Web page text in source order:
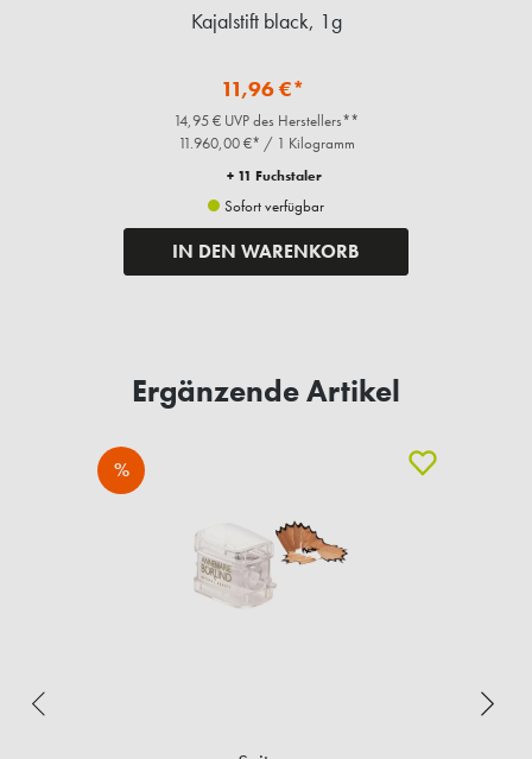
Kajalstift black, 1g
11,96 €*
14,95 € UVP des Herstellers**
11.960,00 €* / 1 Kilogramm
+ 11 Fuchstaler
Sofort verfügbar
IN DEN WARENKORB
Ergänzende Artikel
%